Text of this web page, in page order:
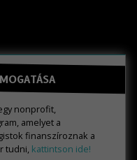
nonprofit,
amelyet a
finanszíroznak a
tudni, kattintson ide!